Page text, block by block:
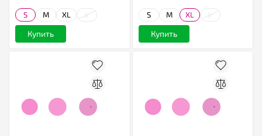
S M XL
Купить
S M XL
Купить